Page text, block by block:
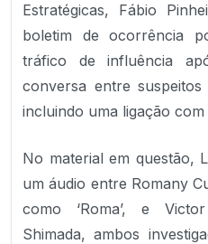
Estratégicas, Fábio
boletim de ocorrência
tráfico de influência
conversa entre
incluindo uma ligação com
No material em questão,
um áudio entre Romany
como ‘Roma’, e
Shimada, ambos